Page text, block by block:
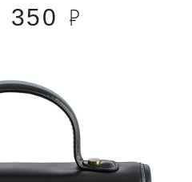
350